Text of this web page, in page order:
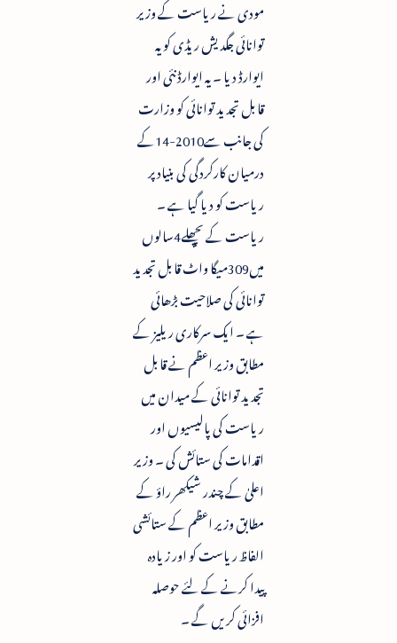
مودی نے ریاست کے وزیر
توانائی جگدیش ریڈی کویہ
ایوارڈ دیا ۔ یہ ایوارڈ نئی اور
قابل تجدید توانائی کو وزارت
کی جانب سے2010-14کے
درمیان کارکردگی کی بنیاد پر
ریاست کو دیا گیا ہے ۔
ریاست کے پچھلے4سالوں
میں309میگا واٹ قابل تجدید
توانائی کی صلاحیت بڑھائی
ہے ۔ ایک سرکاری ریلیز کے
مطابق وزیر اعظم نے قابل
تجدید توانائی کے میدان میں
ریاست کی پالیسیوں اور
اقدامات کی ستائش کی ۔ وزیر
اعلیٰ کے چندر شیکھر راؤ کے
مطابق وزیر اعظم کے ستائشی
الفاظ ریاست کو اور زیادہ
پیدا کرنے کے لئے حوصلہ
افزائی کریں گے ۔